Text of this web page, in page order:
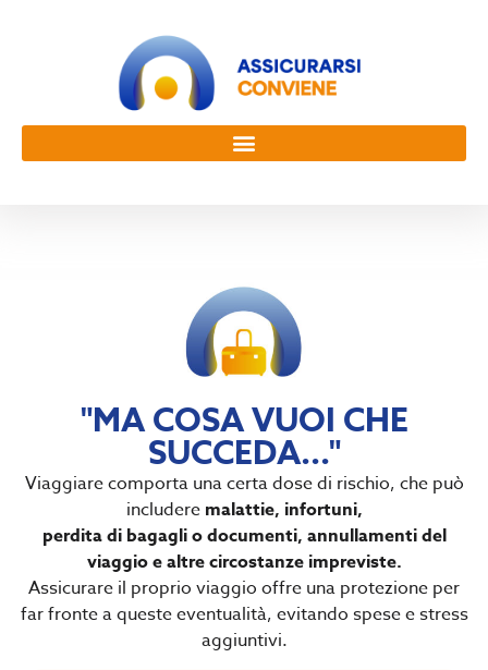
"MA COSA VUOI CHE
SUCCEDA..."
Viaggiare comporta una certa dose di rischio, che può
includere malattie, infortuni,
perdita di bagagli o documenti, annullamenti del
viaggio e altre circostanze impreviste.
Assicurare il proprio viaggio offre una protezione per
far fronte a queste eventualità, evitando spese e stress
aggiuntivi.